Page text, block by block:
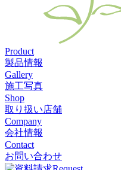
Product
製品情報
Gallery
施工写真
Shop
取り扱い店舗
Company
会社情報
Contact
お問い合わせ